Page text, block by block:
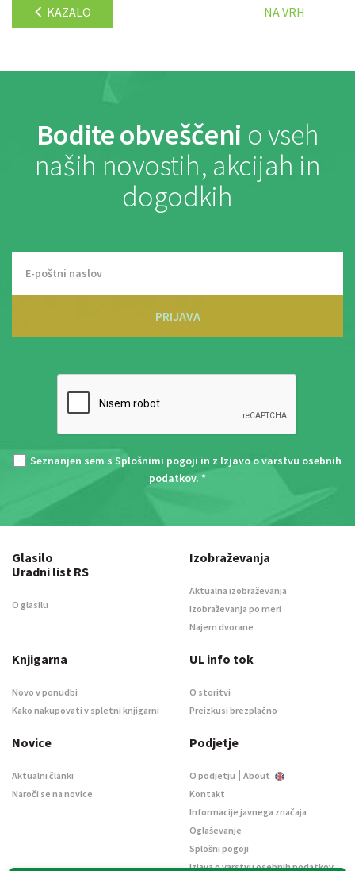
KAZALO NA VRH
Bodite obveščeni o vseh
naših novostih, akcijah in
dogodkih
PRIJAVA
Seznanjen sem s Splošnimi pogoji in z Izjavo o varstvu osebnih
podatkov. *
Glasilo
Uradni list RS
O glasilu
Izobraževanja
Aktualna izobraževanja
Izobraževanja po meri
Najem dvorane
Knjigarna
Novo v ponudbi
Kako nakupovati v spletni knjigarni
UL info tok
O storitvi
Preizkusi brezplačno
Novice
Aktualni članki
Naroči se na novice
Podjetje
O podjetju | About
Kontakt
Informacije javnega značaja
Oglaševanje
Splošni pogoji
Izjava o varstvu osebnih podatkov